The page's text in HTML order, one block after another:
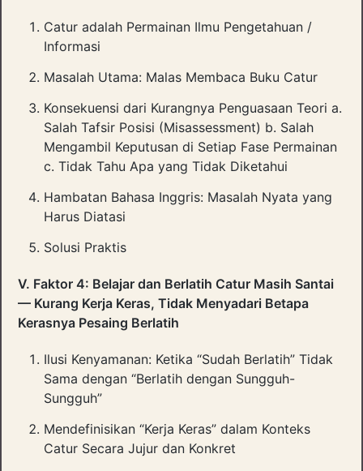
Catur adalah Permainan Ilmu Pengetahuan /
Informasi
Masalah Utama: Malas Membaca Buku Catur
Konsekuensi dari Kurangnya Penguasaan Teori a.
Salah Tafsir Posisi (Misassessment) b. Salah
Mengambil Keputusan di Setiap Fase Permainan
c. Tidak Tahu Apa yang Tidak Diketahui
Hambatan Bahasa Inggris: Masalah Nyata yang
Harus Diatasi
Solusi Praktis
V. Faktor 4: Belajar dan Berlatih Catur Masih Santai
— Kurang Kerja Keras, Tidak Menyadari Betapa
Kerasnya Pesaing Berlatih
Ilusi Kenyamanan: Ketika “Sudah Berlatih” Tidak
Sama dengan “Berlatih dengan Sungguh-
Sungguh”
Mendefinisikan “Kerja Keras” dalam Konteks
Catur Secara Jujur dan Konkret